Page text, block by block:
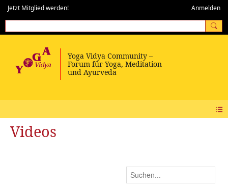
Jetzt Mitglied werden! Anmelden
Videos